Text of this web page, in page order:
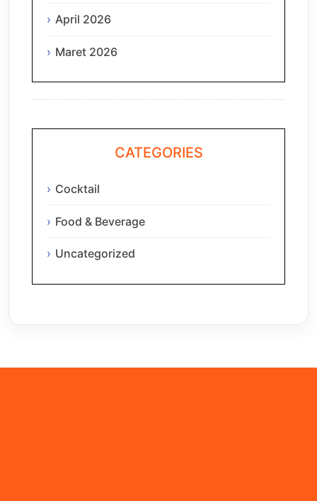
April 2026
Maret 2026
CATEGORIES
Cocktail
Food & Beverage
Uncategorized